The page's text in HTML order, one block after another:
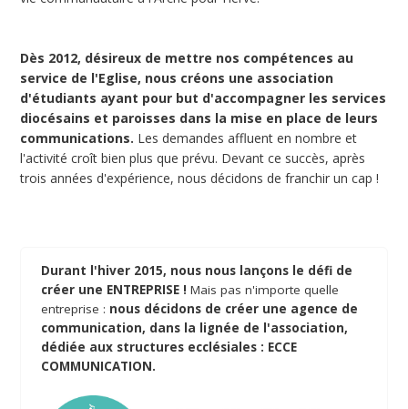
Dès 2012, désireux de mettre nos compétences au
service de l'Eglise, nous créons une association
d'étudiants ayant pour but d'accompagner les services
diocésains et paroisses dans la mise en place de leurs
communications. Les demandes affluent en nombre et
l'activité croît bien plus que prévu. Devant ce succès, après
trois années d'expérience, nous décidons de franchir un cap !
Durant l'hiver 2015, nous nous lançons le défi de
créer une ENTREPRISE ! Mais pas n'importe quelle
entreprise : nous décidons de créer une agence de
communication, dans la lignée de l'association,
dédiée aux structures ecclésiales : ECCE
COMMUNICATION.